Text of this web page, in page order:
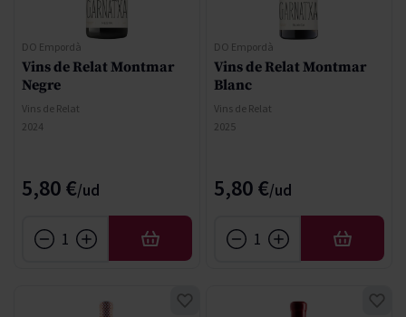
DO Empordà
Vins de Relat Montmar
Negre
Vins de Relat
2024
5,80 €
AFEGIR
DO Empordà
Vins de Relat Montmar
Blanc
Vins de Relat
2025
5,80 €
AFEGIR